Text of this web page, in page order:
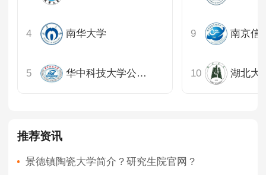
南华大学
华中科技大学公共管理学院
推荐资讯
景德镇陶瓷大学简介？研究生院官网？